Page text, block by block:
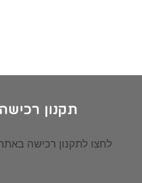
תקנון רכישה
לחצו לתקנון רכישה